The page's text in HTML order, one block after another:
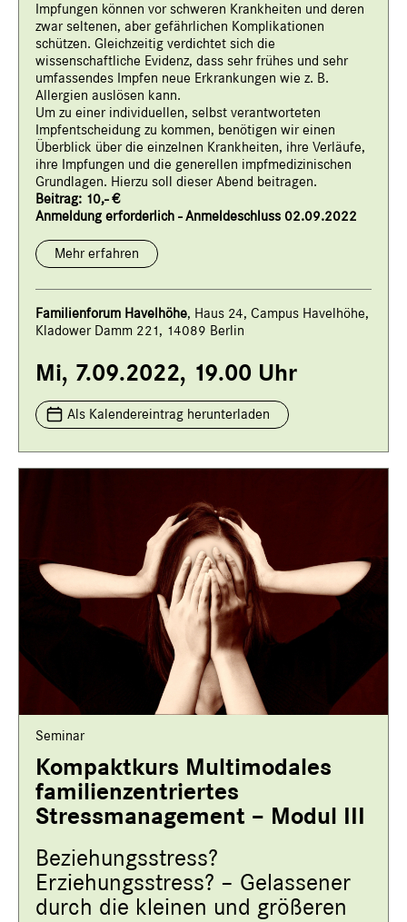
Impfungen können vor schweren Krankheiten und deren
zwar seltenen, aber gefährlichen Komplikationen
schützen. Gleichzeitig verdichtet sich die
wissenschaftliche Evidenz, dass sehr frühes und sehr
umfassendes Impfen neue Erkrankungen wie z. B.
Allergien auslösen kann.
Um zu einer individuellen, selbst verantworteten
Impfentscheidung zu kommen, benötigen wir einen
Überblick über die einzelnen Krankheiten, ihre Verläufe,
ihre Impfungen und die generellen impfmedizinischen
Grundlagen. Hierzu soll dieser Abend beitragen.
Beitrag: 10,- €
Anmeldung erforderlich - Anmeldeschluss 02.09.2022
Mehr erfahren
Familienforum Havelhöhe, Haus 24, Campus Havelhöhe,
Kladower Damm 221, 14089 Berlin
Mi, 7.09.2022, 19.00 Uhr
Als Kalendereintrag herunterladen
Seminar
Kompaktkurs Multimodales
familienzentriertes
Stressmanagement – Modul III
Beziehungsstress?
Erziehungsstress? – Gelassener
durch die kleinen und größeren